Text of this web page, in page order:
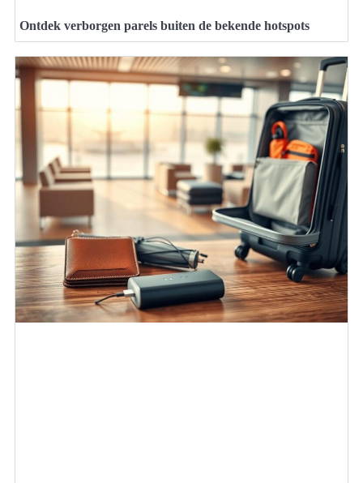
Ontdek verborgen parels buiten de bekende hotspots